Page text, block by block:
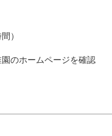
）
のホームページを確認